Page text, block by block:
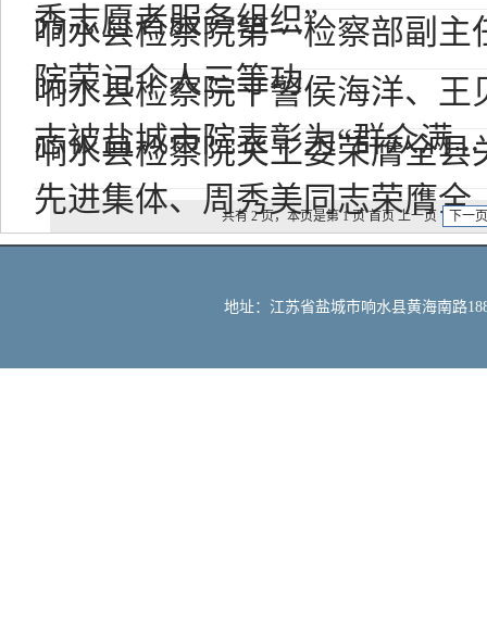
秀志愿者服务组织”
响水县检察院第一检察部副主
院荣记个人三等功
响水县检察院干警侯海洋、王
志被盐城市院表彰为“群众满...
响水县检察院关工委荣膺全县
先进集体、周秀美同志荣膺全
共有 2 页，本页是第 1 页 首页 上一页 下一页
地址：江苏省盐城市响水县黄海南